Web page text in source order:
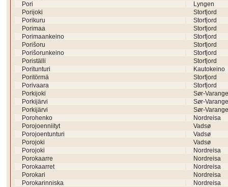
Pori
Lyngen
Porijoki
Storfjord
Porikuru
Storfjord
Porimaa
Storfjord
Porimaankeino
Storfjord
Porišoru
Storfjord
Porišorunkeino
Storfjord
Poriställi
Storfjord
Poritunturi
Kautokeino
Poritörmä
Storfjord
Porivaara
Storfjord
Porkijoki
Sør-
Porkijärvi
Sør-
Porkijärvi
Sør-
Porohenko
Nordreisa
Porojoenniityt
Vadsø
Porojoentunturi
Vadsø
Porojoki
Vadsø
Porojoki
Nordreisa
Porokaarre
Nordreisa
Porokaarret
Nordreisa
Porokari
Nordreisa
Porokarinniska
Nordreisa